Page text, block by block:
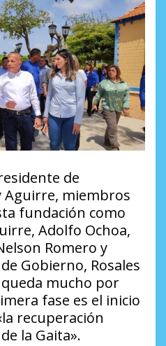
de
Aguirre, miembros
fundación como
Adolfo Ochoa,
Romero y
Gobierno, Rosales
mucho por
fase es el inicio
recuperación
la Gaita».